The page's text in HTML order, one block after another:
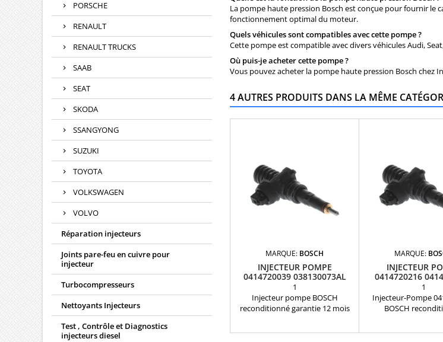
PORSCHE
RENAULT
RENAULT TRUCKS
SAAB
SEAT
SKODA
SSANGYONG
SUZUKI
TOYOTA
VOLKSWAGEN
VOLVO
Réparation injecteurs
Joints pare-feu en cuivre pour
injecteur
Turbocompresseurs
Nettoyants Injecteurs
Test , Contrôle et Diagnostics
injecteurs diesel
La pompe haute pression Bosch est conçue pour fournir
fonctionnement optimal du moteur.
Quels véhicules sont compatibles avec cette pompe ?
Cette pompe est compatible avec divers véhicules Audi,
Où puis-je acheter cette pompe ?
Vous pouvez acheter la pompe haute pression Bosch chez
4 AUTRES PRODUITS DANS LA MÊME
MARQUE: BOSCH
INJECTEUR POMPE
0414720039 038130073AL
BOSCH
1
Injecteur pompe BOSCH
reconditionné garantie 12 mois
MARQUE:
INJECTEUR
0414720216
BOSCH 1.9
1
Injecteur-Pompe
BOSCH